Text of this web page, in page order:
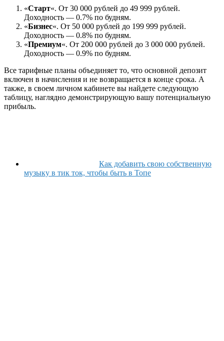
«Старт«. От 30 000 рублей до 49 999 рублей.
Доходность — 0.7% по будням.
«Бизнес«. От 50 000 рублей до 199 999 рублей.
Доходность — 0.8% по будням.
«Премиум«. От 200 000 рублей до 3 000 000 рублей.
Доходность — 0.9% по будням.
Все тарифные планы объединяет то, что основной депозит
включен в начисления и не возвращается в конце срока. А
также, в своем личном кабинете вы найдете следующую
таблицу, наглядно демонстрирующую вашу потенциальную
прибыль.
Как добавить свою собственную
музыку в тик ток, чтобы быть в Топе